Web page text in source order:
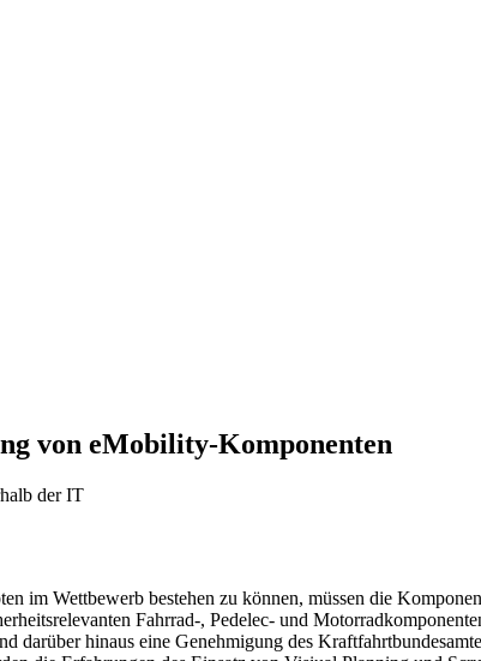
von eMobility-Komponenten
der IT
im Wettbewerb bestehen zu können, müssen die
Fahrrad-, Pedelec- und
darüber hinaus eine Genehmigung des